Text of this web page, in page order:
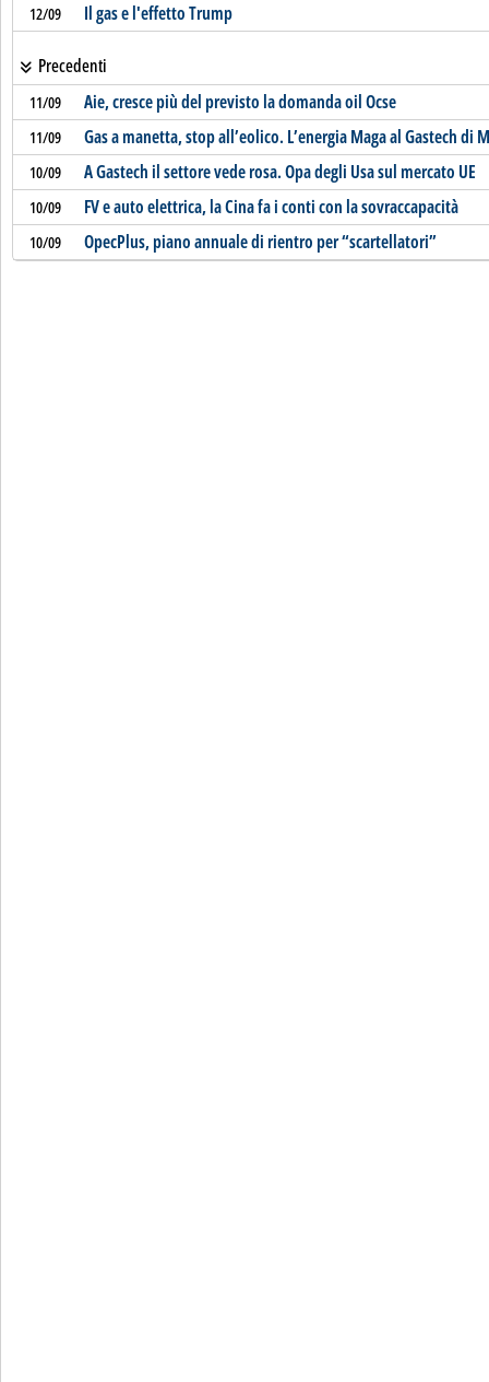
12/09 Il gas e l'effetto Trump
Precedenti
11/09 Aie, cresce più del previsto la domanda oil Ocse
11/09 Gas a manetta, stop all’eolico. L’energia Maga al Gastech di
10/09 A Gastech il settore vede rosa. Opa degli Usa sul mercato UE
10/09 FV e auto elettrica, la Cina fa i conti con la sovraccapacità
10/09 OpecPlus, piano annuale di rientro per “scartellatori”